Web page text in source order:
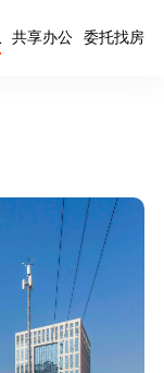
共享办公 委托找房